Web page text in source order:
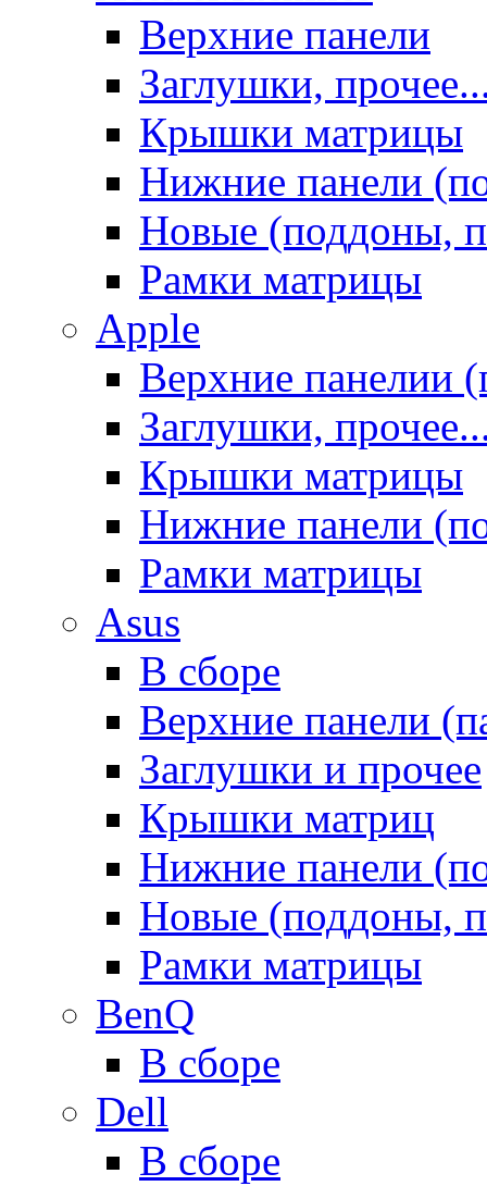
Верхние панели
Заглушки,
Крышки матрицы
Нижние панели
Новые (поддоны,
Рамки матрицы
Apple
Верхние панелии
Заглушки,
Крышки матрицы
Нижние панели
Рамки матрицы
Asus
В сборе
Верхние панели
Заглушки и прочее
Крышки матриц
Нижние панели
Новые (поддоны,
Рамки матрицы
BenQ
В сборе
Dell
В сборе